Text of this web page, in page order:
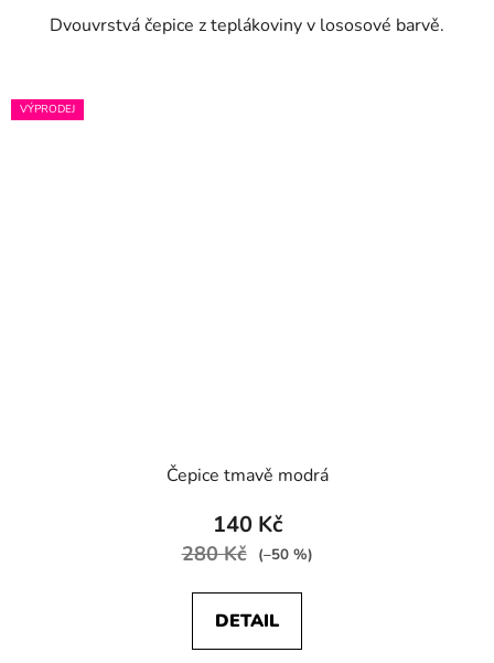
Dvouvrstvá čepice z teplákoviny v lososové barvě.
VÝPRODEJ
Čepice tmavě modrá
140 Kč
280 Kč (–50 %)
DETAIL